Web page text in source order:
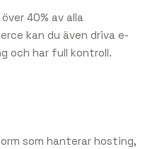
40% av alla
kan du även driva e-
och har full kontroll.
som hanterar hosting,